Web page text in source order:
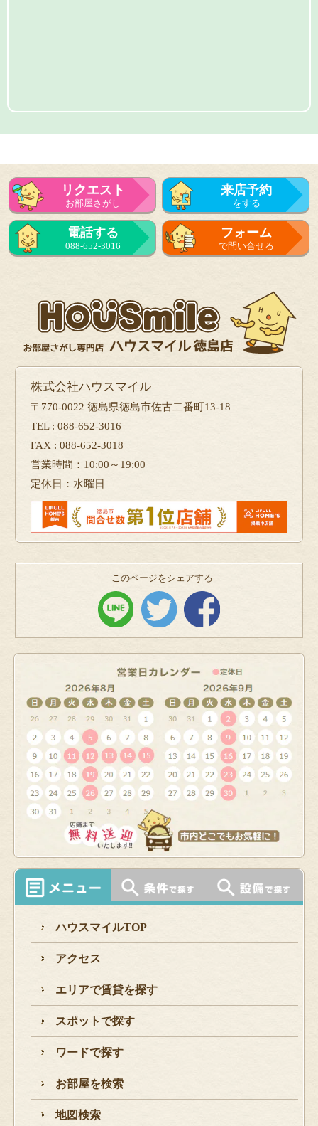
リクエスト
お部屋さがし
来店予約
をする
電話する
088-652-3016
フォーム
で問い合せる
株式会社ハウスマイル
〒770-0022 徳島県徳島市佐古二番町13-18
TEL : 088-652-3016
FAX : 088-652-3018
営業時間：10:00～19:00
定休日：水曜日
このページをシェアする
ハウスマイルTOP
アクセス
エリアで賃貸を探す
スポットで探す
ワードで探す
お部屋を検索
地図検索